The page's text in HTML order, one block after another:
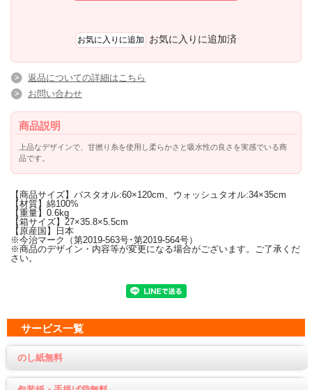
お気に入りに追加済
返品についての詳細はこちら
お問い合わせ
商品説明
上品なデザインで、甘撚り糸を使用し柔らかさと吸水性の良さを実感でいる商
品です。
【商品サイズ】バスタオル:60×120cm、ウォッシュタオル:34×35cm
【材質】綿100%
【重量】0.6kg
【箱サイズ】27×35.8×5.5cm
【原産国】日本
※今治マーク（第2019-563号･第2019-564号）
※商品のデザイン・内容等が変更になる場合がございます。ご了承くだ
さい。
サービス一覧
のし紙無料